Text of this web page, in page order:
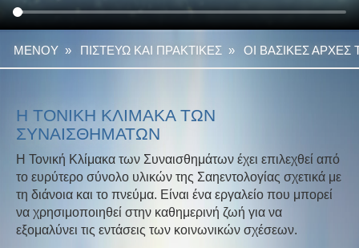
ΜΕΝΟΥ » ΠΙΣΤΕΥΩ ΚΑΙ ΠΡΑΚΤΙΚΕΣ » ΟΙ ΒΑΣΙΚΕΣ
Η ΤΟΝΙΚΗ ΚΛΙΜΑΚΑ ΤΩΝ
ΣΥΝΑΙΣΘΗΜΑΤΩΝ
Η Τονική Κλίμακα των Συναισθημάτων έχει επιλεχθεί από
το ευρύτερο σύνολο υλικών της Σαηεντολογίας σχετικά με
τη διάνοια και το πνεύμα. Είναι ένα εργαλείο που μπορεί
να χρησιμοποιηθεί στην καθημερινή ζωή για να
εξομαλύνει τις εντάσεις των κοινωνικών σχέσεων.